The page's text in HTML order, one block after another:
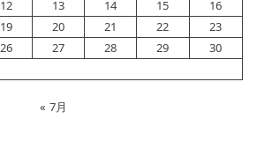
12 13 14 15
16
19 20 21 22
23
26 27 28 29
30
« 7月